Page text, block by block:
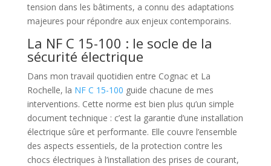
tension dans les bâtiments, a connu des adaptations
majeures pour répondre aux enjeux contemporains.
La NF C 15-100 : le socle de la
sécurité électrique
Dans mon travail quotidien entre Cognac et La
Rochelle, la NF C 15-100 guide chacune de mes
interventions. Cette norme est bien plus qu’un simple
document technique : c’est la garantie d’une installation
électrique sûre et performante. Elle couvre l’ensemble
des aspects essentiels, de la protection contre les
chocs électriques à l’installation des prises de courant,